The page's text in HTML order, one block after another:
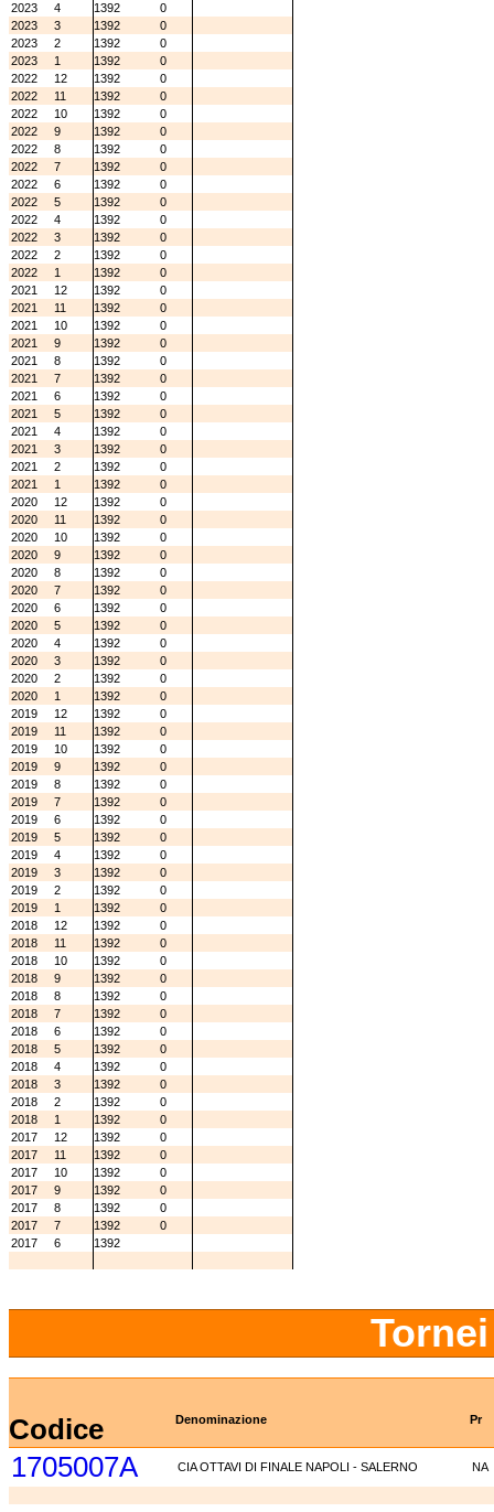
2023
4 1392
0
2023
3 1392
0
2023
2 1392
0
2023
1 1392
0
2022
12 1392
0
2022
11 1392
0
2022
10 1392
0
2022
9 1392
0
2022
8 1392
0
2022
7 1392
0
2022
6 1392
0
2022
5 1392
0
2022
4 1392
0
2022
3 1392
0
2022
2 1392
0
2022
1 1392
0
2021
12 1392
0
2021
11 1392
0
2021
10 1392
0
2021
9 1392
0
2021
8 1392
0
2021
7 1392
0
2021
6 1392
0
2021
5 1392
0
2021
4 1392
0
2021
3 1392
0
2021
2 1392
0
2021
1 1392
0
2020
12 1392
0
2020
11 1392
0
2020
10 1392
0
2020
9 1392
0
2020
8 1392
0
2020
7 1392
0
2020
6 1392
0
2020
5 1392
0
2020
4 1392
0
2020
3 1392
0
2020
2 1392
0
2020
1 1392
0
2019
12 1392
0
2019
11 1392
0
2019
10 1392
0
2019
9 1392
0
2019
8 1392
0
2019
7 1392
0
2019
6 1392
0
2019
5 1392
0
2019
4 1392
0
2019
3 1392
0
2019
2 1392
0
2019
1 1392
0
2018
12 1392
0
2018
11 1392
0
2018
10 1392
0
2018
9 1392
0
2018
8 1392
0
2018
7 1392
0
2018
6 1392
0
2018
5 1392
0
2018
4 1392
0
2018
3 1392
0
2018
2 1392
0
2018
1 1392
0
2017
12 1392
0
2017
11 1392
0
2017
10 1392
0
2017
9 1392
0
2017
8 1392
0
2017
7 1392
0
2017
6 1392
Codice Denominazione Pr
1705007A CIA OTTAVI DI FINALE NAPOLI - SALERNO NA